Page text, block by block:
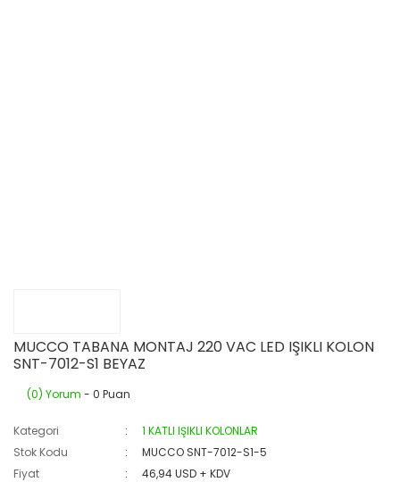
MUCCO TABANA MONTAJ 220 VAC LED IŞIKLI KOLON
SNT-7012-S1 BEYAZ
(0) Yorum - 0 Puan
Kategori
1 KATLI IŞIKLI KOLONLAR
Stok Kodu
MUCCO SNT-7012-S1-5
Fiyat
46,94 USD + KDV